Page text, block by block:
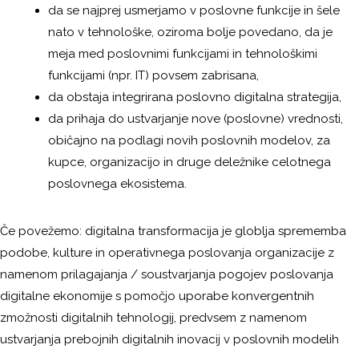
da se najprej usmerjamo v poslovne funkcije in šele
nato v tehnološke, oziroma bolje povedano, da je
meja med poslovnimi funkcijami in tehnološkimi
funkcijami (npr. IT) povsem zabrisana,
da obstaja integrirana poslovno digitalna strategija,
da prihaja do ustvarjanje nove (poslovne) vrednosti,
običajno na podlagi novih poslovnih modelov, za
kupce, organizacijo in druge deležnike celotnega
poslovnega ekosistema.
Če povežemo: digitalna transformacija je globlja sprememba
podobe, kulture in operativnega poslovanja organizacije z
namenom prilagajanja / soustvarjanja pogojev poslovanja
digitalne ekonomije s pomočjo uporabe konvergentnih
zmožnosti digitalnih tehnologij, predvsem z namenom
ustvarjanja prebojnih digitalnih inovacij v poslovnih modelih